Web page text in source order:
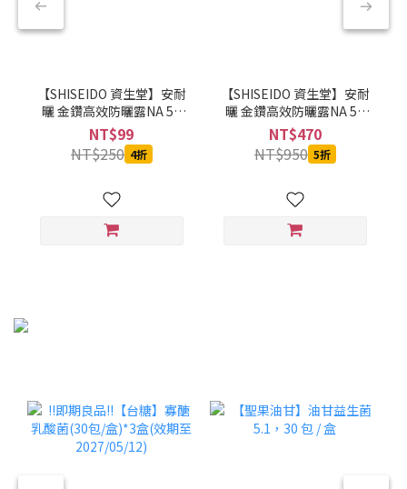
【SHISEIDO 資生堂】安耐
曬 金鑽高效防曬露NA 5X
版 12ml-專櫃公司貨(預購
品)
NT$99
NT$250 4折
【SHISEIDO 資生堂】安耐
曬 金鑽高效防曬露NA 5X
版 60ml-公司貨(預購品)
NT$470
NT$950 5折